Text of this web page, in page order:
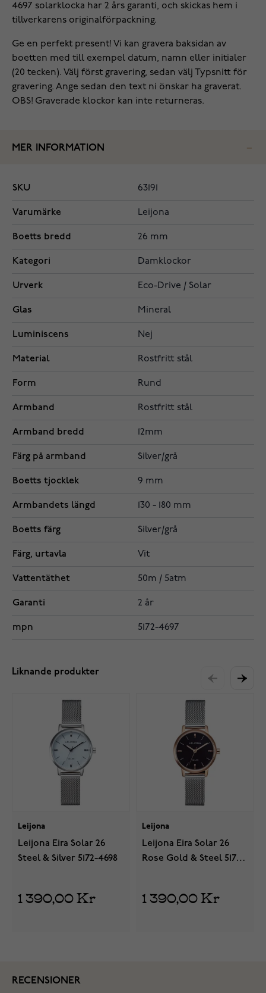
4697 solarklocka har 2 års garanti, och skickas hem i
tillverkarens originalförpackning.
Ge en perfekt present! Vi kan gravera baksidan av
boetten med till exempel datum, namn eller initialer
(20 tecken). Välj först gravering, sedan välj Typsnitt för
gravering. Ange sedan den text ni önskar ha graverat.
OBS! Graverade klockor kan inte returneras.
MER INFORMATION
SKU 63191
Varumärke Leijona
Boetts bredd 26 mm
Kategori Damklockor
Urverk Eco-Drive / Solar
Glas Mineral
Luminiscens Nej
Material Rostfritt stål
Form Rund
Armband Rostfritt stål
Armband bredd 12mm
Färg på armband Silver/grå
Boetts tjocklek 9 mm
Armbandets längd 130 - 180 mm
Boetts färg Silver/grå
Färg, urtavla Vit
Vattentäthet 50m / 5atm
Garanti 2 år
mpn 5172-4697
Liknande produkter
Leijona
Leijona Eira Solar 26
Steel & Silver 5172-4698
1 390,00 Kr
Leijona
Leijona Eira Solar 26
Rose Gold & Steel 5170-
1 390,00 Kr
RECENSIONER